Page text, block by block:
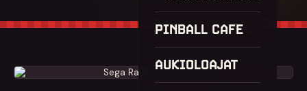
PINBALL CAFE
AUKIOLOAJAT